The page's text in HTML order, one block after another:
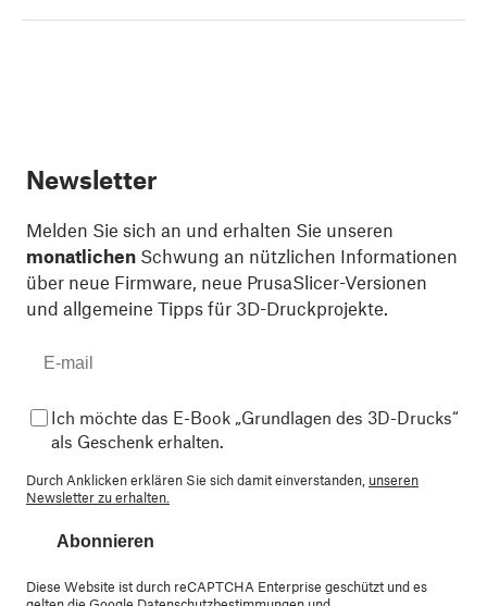
Newsletter
Melden Sie sich an und erhalten Sie unseren
monatlichen Schwung an nützlichen Informationen
über neue Firmware, neue PrusaSlicer-Versionen
und allgemeine Tipps für 3D-Druckprojekte.
Ich möchte das E-Book „Grundlagen des 3D-Drucks“
als Geschenk erhalten.
Durch Anklicken erklären Sie sich damit einverstanden, unseren
Newsletter zu erhalten.
Abonnieren
Diese Website ist durch reCAPTCHA Enterprise geschützt und es